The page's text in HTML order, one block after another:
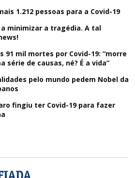
1.212 pessoas para a Covid-19
minimizar a tragédia. A tal
91 mil mortes por Covid-19: “morre
série de causas, né? É a vida”
pelo mundo pedem Nobel da
fingiu ter Covid-19 para fazer